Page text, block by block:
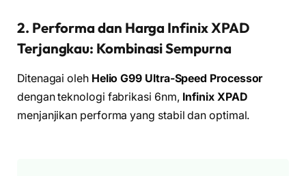
2. Performa dan Harga Infinix XPAD
Terjangkau: Kombinasi Sempurna
Ditenagai oleh Helio G99 Ultra-Speed Processor
dengan teknologi fabrikasi 6nm, Infinix XPAD
menjanjikan performa yang stabil dan optimal.